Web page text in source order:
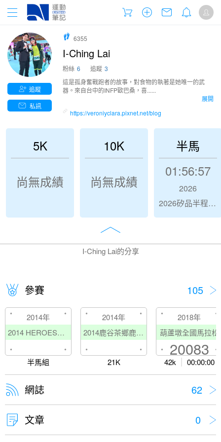
追蹤
私訊
6355
I-Ching Lai
粉絲 6 追蹤 3
這是孤身奮戰跑者的故事，對食物的執著是她唯一的武
器。來自台中的INFP歐巴桑，喜......
展開
https://veroniyclara.pixnet.net/blog
5K
尚無成績
10K
尚無成績
半馬
01:56:57
2026
2026矽品半程馬拉松-乘風而行 奔向未來
I-Ching Lai的分享
參賽 105
2014年
2014 HEROES英雄馬拉松挑戰賽
半馬組
2014年
2014鹿谷茶鄉鹿跑 ─ 品嚐味覺之旅
21K
2018年
葫蘆墩全國馬拉松
20083
42k 00:00:00
網誌 62
文章 0